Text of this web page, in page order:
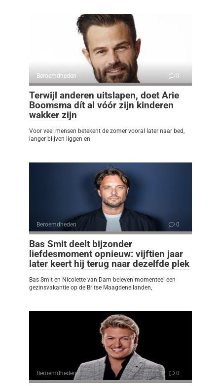
Beroemdheden 0
Terwijl anderen uitslapen, doet Arie
Boomsma dít al vóór zijn kinderen
wakker zijn
Voor veel mensen betekent de zomer vooral later naar bed,
langer blijven liggen en
Beroemdheden 0
Bas Smit deelt bijzonder
liefdesmoment opnieuw: vijftien jaar
later keert hij terug naar dezelfde plek
Bas Smit en Nicolette van Dam beleven momenteel een
gezinsvakantie op de Britse Maagdeneilanden,
Beroemdheden 0